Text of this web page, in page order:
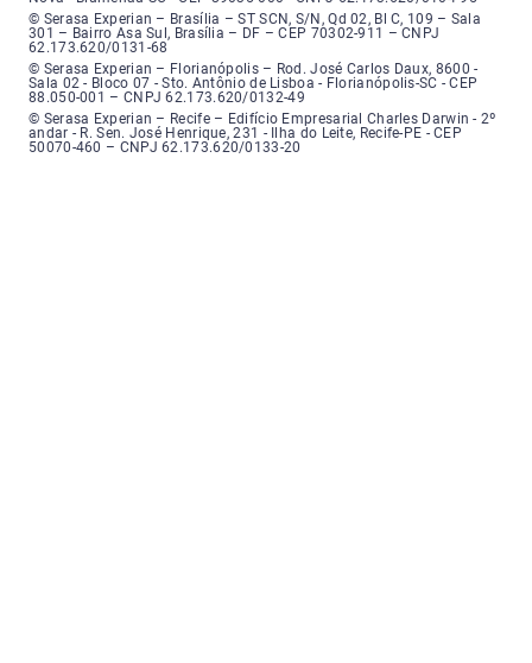
Serasa Experian - Brasília, Endereço: Setor Comercial Norte, sem
© Serasa Experian – Brasília – ST SCN, S/N, Qd 02, Bl C, 109 – Sala
301 – Bairro Asa Sul, Brasília – DF – CEP 70302-911 – CNPJ
62.173.620/0131-68
Serasa Experian - Florianópolis, Endereço: Rodovia José Carlos, número
© Serasa Experian – Florianópolis – Rod. José Carlos Daux, 8600 -
Sala 02 - Bloco 07 - Sto. Antônio de Lisboa - Florianópolis-SC - CEP
88.050-001 – CNPJ 62.173.620/0132-49
Serasa Experian - Recife, Endereço: Edifício Empresarial Charles Darwin,
© Serasa Experian – Recife – Edifício Empresarial Charles Darwin - 2º
andar - R. Sen. José Henrique, 231 - Ilha do Leite, Recife-PE - CEP
50070-460 – CNPJ 62.173.620/0133-20